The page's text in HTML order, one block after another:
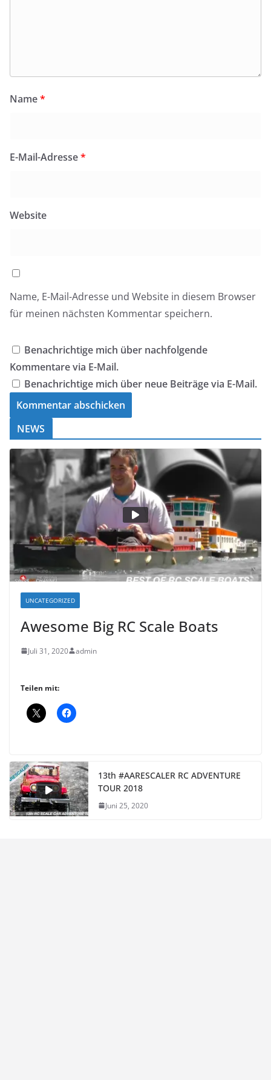
Name*
E-Mail-Adresse*
Website
Name, E-Mail-Adresse und Website in diesem Browser
für meinen nächsten Kommentar speichern.
Benachrichtige mich über nachfolgende
Kommentare via E-Mail.
Benachrichtige mich über neue Beiträge via E-Mail.
NEWS
UNCATEGORIZED
Awesome Big RC Scale Boats
Juli 31, 2020 admin
Teilen mit:
13th #AARESCALER RC ADVENTURE
TOUR 2018
Juni 25, 2020